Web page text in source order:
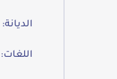
الديانة:
اللغات: